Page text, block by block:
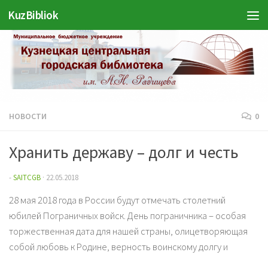
Перейти к содержимому
KuzBibliok
НОВОСТИ 0
Хранить державу – долг и честь
-SAITCGB · 22.05.2018
28 мая 2018 года в России будут отмечать столетний
юбилей Пограничных войск. День пограничника – особая
торжественная дата для нашей страны, олицетворяющая
собой любовь к Родине, верность воинскому долгу и